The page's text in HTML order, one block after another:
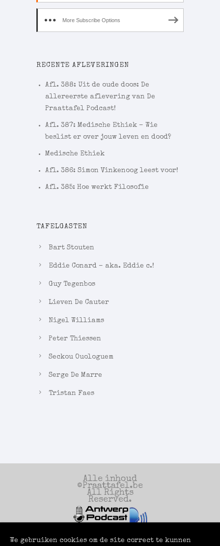
More Subscribe Options
RECENTE AFLEVERINGEN
Afl. 388: Uit de oude doos: De
allereerste aflevering van De
Praattafel Podcast!
Afl. 387: Medische Ethiek – Wie
beslist er over jouw leven en dood?
Medische Ethiek
Afl. 386: Simon Vinkenoog leest voor!
Afl. 385: Hoe werkt Filosofie
TAFELGASTEN
Bart Stouten
Eddie Conard – aka. Eddie c.!
Guy Tegenbos
Lieven De Cauter
Nigel Williams
Peter Thiessen
Seckou Ouologuem
Serge De Marre
Tristan Faes
Alle inhoud
©Praattafel.be
All Rights
Reserved.
Een productie
We gebruiken cookies om de site correct te kunnen